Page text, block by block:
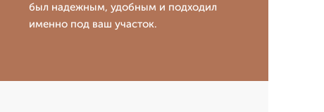
был надежным, удобным и подходил
именно под ваш участок.